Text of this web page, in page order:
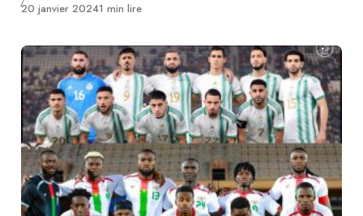
Publié
20 janvier 20241 min lire